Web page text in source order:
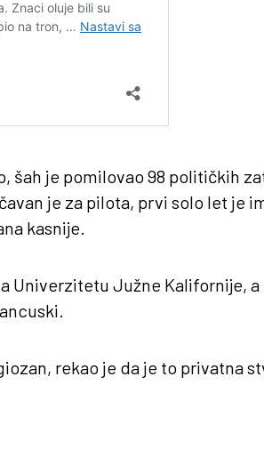
šah je pomilovao 98 političkih
je za pilota, prvi solo let je
kasnije.
Univerzitetu Južne Kalifornije,
rekao je da je to privatna